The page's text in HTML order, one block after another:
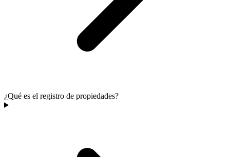
¿Qué es el registro de propiedades?